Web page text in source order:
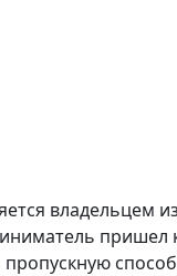
владельцем